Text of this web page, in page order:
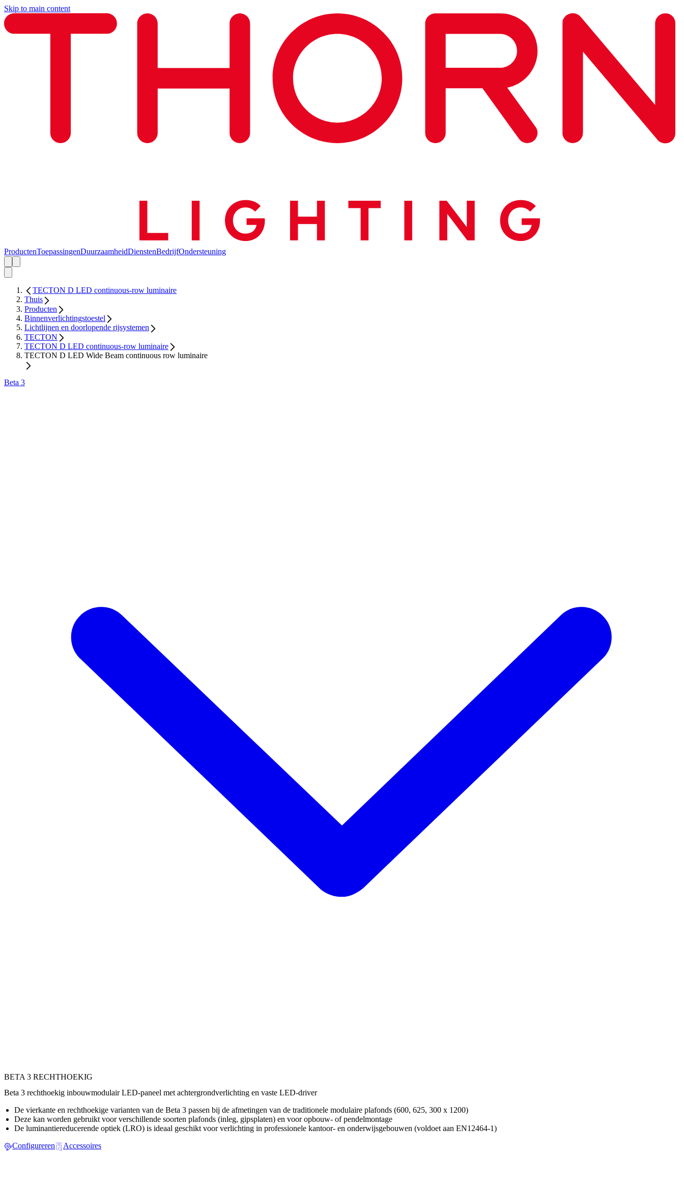
Skip to main content
ProductenToepassingenDuurzaamheidDienstenBedrijfOndersteuning
TECTON D LED continuous-row luminaire
Thuis
Producten
Binnenverlichtingstoestel
Lichtlijnen en doorlopende rijsystemen
TECTON
TECTON D LED continuous-row luminaire
TECTON D LED Wide Beam continuous row luminaire
Beta 3
BETA 3 RECHTHOEKIG
Beta 3 rechthoekig inbouwmodulair LED-paneel met achtergrondverlichting en vaste LED-driver
De vierkante en rechthoekige varianten van de Beta 3 passen bij de afmetingen van de traditionele modulaire plafonds (600, 625, 300 x 1200)
Deze kan worden gebruikt voor verschillende soorten plafonds (inleg, gipsplaten) en voor opbouw- of pendelmontage
De luminantiereducerende optiek (LRO) is ideaal geschikt voor verlichting in professionele kantoor- en onderwijsgebouwen (voldoet aan EN12464-1)
Configureren
Accessoires